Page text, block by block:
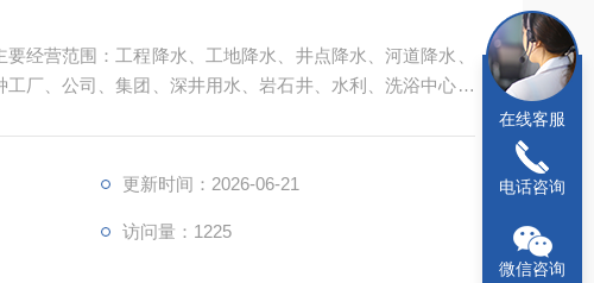
经营范围：工程降水、工地降水、井点降水、河道降水、
厂、公司、集团、深井用水、岩石井、水利、洗浴中心深
更新时间：2026-06-21
访问量：1225
在线客服
电话咨询
微信咨询